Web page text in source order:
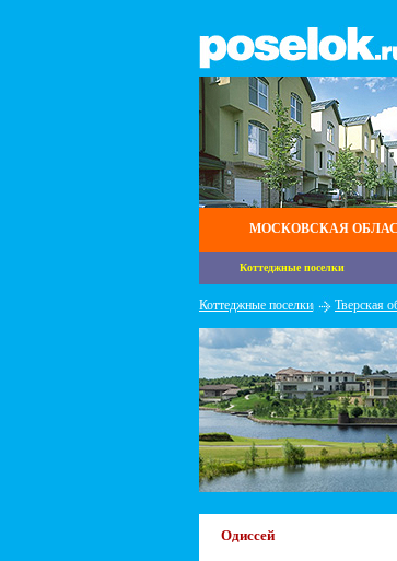
МОСКОВСКАЯ
Коттеджные поселки
Коттеджные поселки Тверская
Одиссей